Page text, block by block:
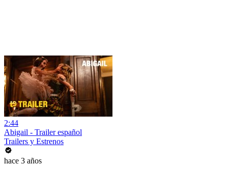
2:44
Abigail - Trailer español
Trailers y Estrenos
hace 3 años